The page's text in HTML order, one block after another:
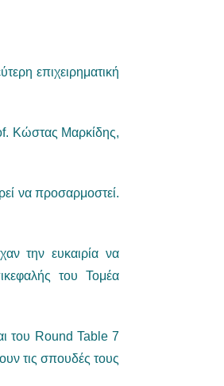
επιχειρηματική
Κώστας Μαρκίδης,
να προσαρμοστεί.
την ευκαιρία να
του Τομέα
του Round Table 7
τις σπουδές τους